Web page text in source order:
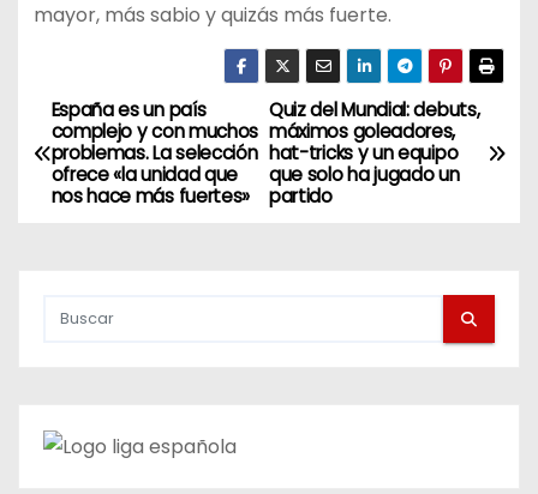
mayor, más sabio y quizás más fuerte.
N
a
c
Quiz del Mundial: debuts,
máximos goleadores,
hat-tricks y un equipo
que solo ha jugado un
partido
España es un país
complejo y con muchos
problemas. La selección
ofrece «la unidad que
nos hace más fuertes»